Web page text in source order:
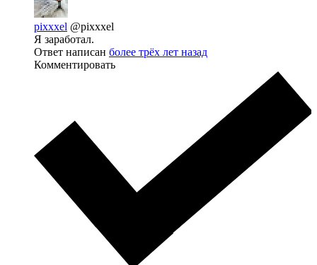
pixxxel @pixxxel
Я заработал.
Ответ написан более трёх лет назад
Комментировать